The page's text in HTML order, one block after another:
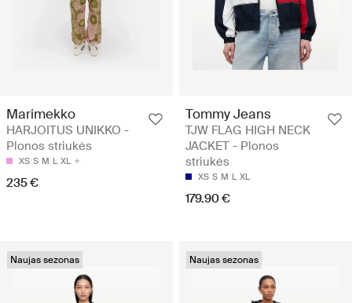
Marimekko
HARJOITUS UNIKKO -
Plonos striukės
XS S M L XL
235 €
Tommy Jeans
TJW FLAG HIGH NECK
JACKET - Plonos
striukės
XS S M L XL
179.90 €
Naujas sezonas Naujas sezonas